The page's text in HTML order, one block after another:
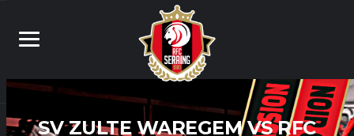
SV ZULTE WAREGEM VS RFC